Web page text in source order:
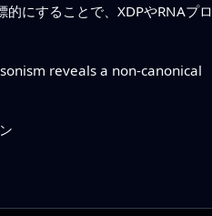
にすることで、XDPやRNAプロ
reveals a non-canonical